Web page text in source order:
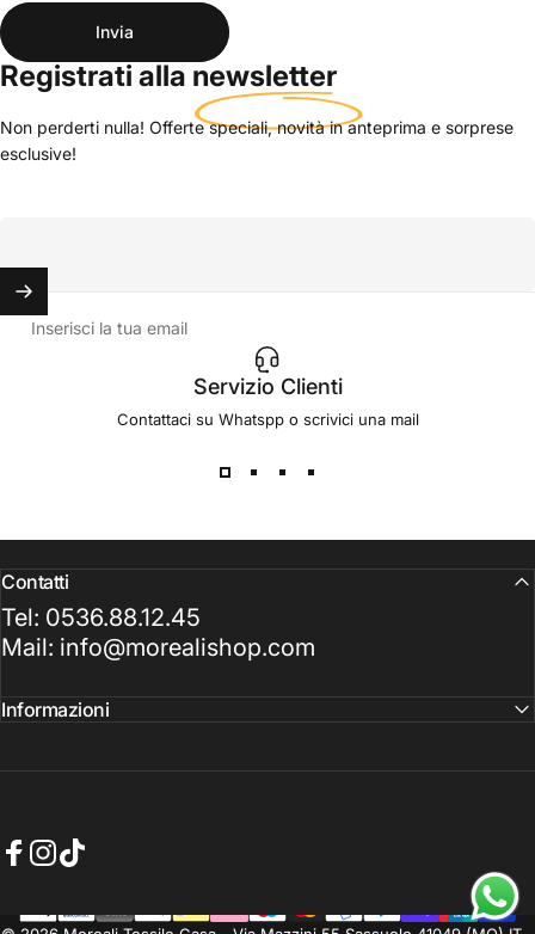
Invia
Invia
Registrati alla newsletter
Non perderti nulla! Offerte speciali, novità in anteprima e sorprese
esclusive!
Inserisci la tua email
Servizio Clienti
Contattaci su Whatspp o scrivici una mail
Contatti
Tel: 0536.88.12.45
Mail: info@morealishop.com
Informazioni